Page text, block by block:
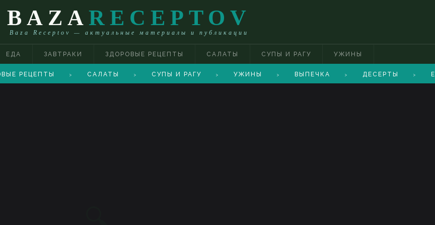
BAZA RECEPTOV
Baza Receptov — актуальные материалы и публикации
ЕДА ЗАВТРАКИ ЗДОРОВЫЕ РЕЦЕПТЫ САЛАТЫ СУПЫ И РАГУ УЖИНЫ
РЕЦЕПТЫ > САЛАТЫ > СУПЫ И РАГУ > УЖИНЫ > ВЫПЕЧКА > ДЕСЕРТЫ >